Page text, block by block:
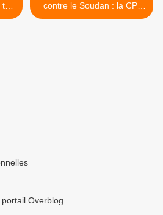
contre le Soudan : la CPI
manipulée. >
Overblog